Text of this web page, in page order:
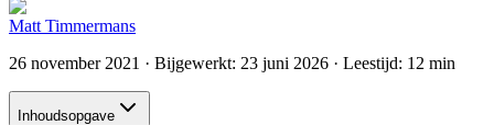
Matt Timmermans
26 november 2021 · Bijgewerkt: 23 juni 2026 · Leestijd: 12 min
Inhoudsopgave